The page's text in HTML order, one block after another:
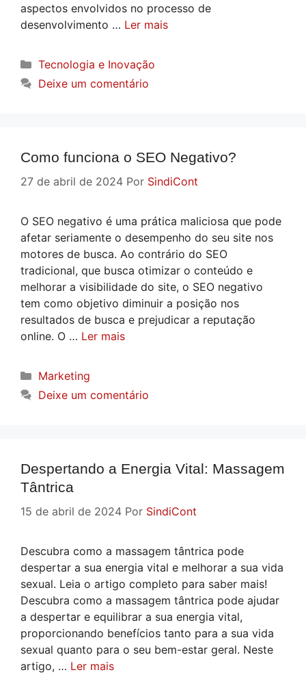
aspectos envolvidos no processo de
desenvolvimento … Ler mais
Categorias
Tecnologia e Inovação
Deixe um comentário
Como funciona o SEO Negativo?
27 de abril de 2024 Por SindiCont
O SEO negativo é uma prática maliciosa que pode
afetar seriamente o desempenho do seu site nos
motores de busca. Ao contrário do SEO
tradicional, que busca otimizar o conteúdo e
melhorar a visibilidade do site, o SEO negativo
tem como objetivo diminuir a posição nos
resultados de busca e prejudicar a reputação
online. O … Ler mais
Categorias
Marketing
Deixe um comentário
Despertando a Energia Vital: Massagem
Tântrica
15 de abril de 2024 Por SindiCont
Descubra como a massagem tântrica pode
despertar a sua energia vital e melhorar a sua vida
sexual. Leia o artigo completo para saber mais!
Descubra como a massagem tântrica pode ajudar
a despertar e equilibrar a sua energia vital,
proporcionando benefícios tanto para a sua vida
sexual quanto para o seu bem-estar geral. Neste
artigo, … Ler mais